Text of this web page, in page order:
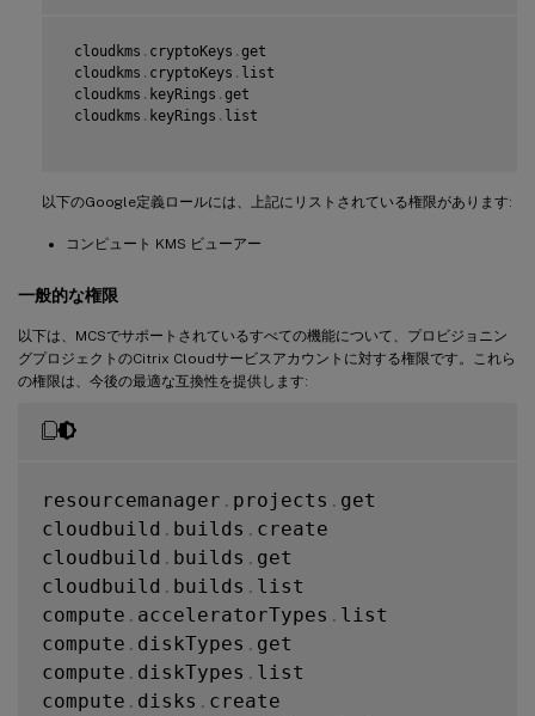
cloudkms . cryptoKeys . get
cloudkms . cryptoKeys . list
cloudkms . keyRings . get
cloudkms . keyRings . list
以下のGoogle定義ロールには、上記にリストされている権限があります:
コンピュート KMS ビューアー
一般的な権限
以下は、MCSでサポートされているすべての機能について、プロビジョニン
グプロジェクトのCitrix Cloudサービスアカウントに対する権限です。これら
の権限は、今後の最適な互換性を提供します:
resourcemanager . projects . get
cloudbuild . builds . create
cloudbuild . builds . get
cloudbuild . builds . list
compute . acceleratorTypes . list
compute . diskTypes . get
compute . diskTypes . list
compute . disks . create